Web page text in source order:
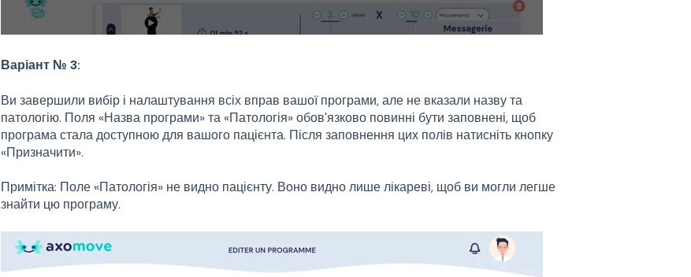
Варіант № 3:
Ви завершили вибір і налаштування всіх вправ вашої програми, але не вказали назву та
патологію. Поля «Назва програми» та «Патологія» обов'язково повинні бути заповнені, щоб
програма стала доступною для вашого пацієнта. Після заповнення цих полів натисніть кнопку
«Призначити».
Примітка: Поле «Патологія» не видно пацієнту. Воно видно лише лікареві, щоб ви могли легше
знайти цю програму.